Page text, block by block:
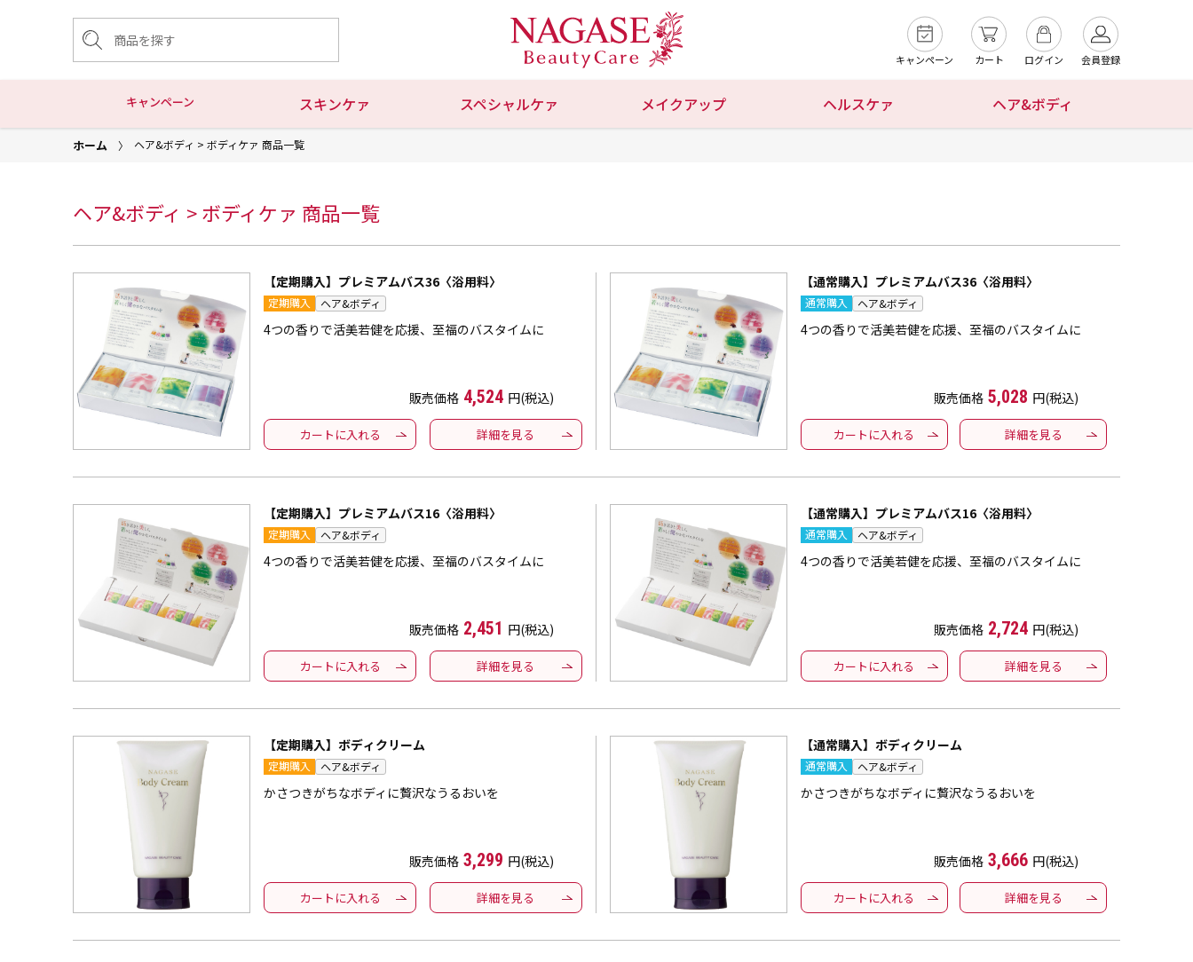
キャンペーン カート ログイン 会員登録
キャンペーン スキンケァ スペシャルケァ メイクアップ ヘルスケァ ヘア&ボディ
ホーム ヘア&ボディ > ボディケァ 商品一覧
ヘア&ボディ > ボディケァ 商品一覧
【定期購入】プレミアムバス36〈浴用料〉
定期購入 ヘア&ボディ
4つの香りで活美若健を応援、至福のバスタイムに
販売価格 4,524 円(税込)
カートに入れる 詳細を見る
【通常購入】プレミアムバス36〈浴用料〉
通常購入 ヘア&ボディ
4つの香りで活美若健を応援、至福のバスタイムに
販売価格 5,028 円(税込)
カートに入れる 詳細を見る
【定期購入】プレミアムバス16〈浴用料〉
定期購入 ヘア&ボディ
4つの香りで活美若健を応援、至福のバスタイムに
販売価格 2,451 円(税込)
カートに入れる 詳細を見る
【通常購入】プレミアムバス16〈浴用料〉
通常購入 ヘア&ボディ
4つの香りで活美若健を応援、至福のバスタイムに
販売価格 2,724 円(税込)
カートに入れる 詳細を見る
【定期購入】ボディクリーム
定期購入 ヘア&ボディ
かさつきがちなボディに贅沢なうるおいを
販売価格 3,299 円(税込)
カートに入れる 詳細を見る
【通常購入】ボディクリーム
通常購入 ヘア&ボディ
かさつきがちなボディに贅沢なうるおいを
販売価格 3,666 円(税込)
カートに入れる 詳細を見る